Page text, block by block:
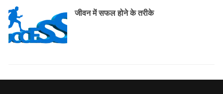
जीवन में सफल होने के तरीके